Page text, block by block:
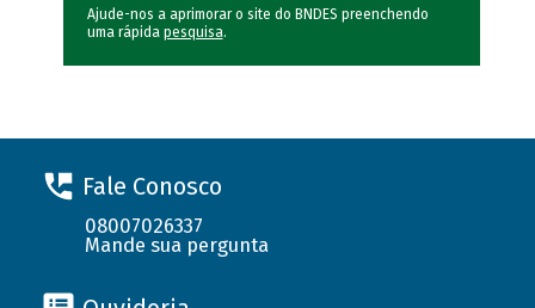
Ajude-nos a aprimorar o site do BNDES preenchendo
uma rápida pesquisa.
Fale Conosco
08007026337
Mande sua pergunta